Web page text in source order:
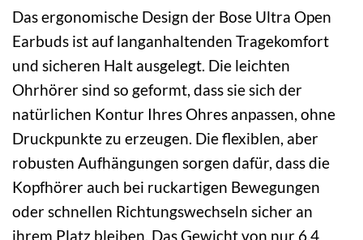
Das ergonomische Design der Bose Ultra Open
Earbuds ist auf langanhaltenden Tragekomfort
und sicheren Halt ausgelegt. Die leichten
Ohrhörer sind so geformt, dass sie sich der
natürlichen Kontur Ihres Ohres anpassen, ohne
Druckpunkte zu erzeugen. Die flexiblen, aber
robusten Aufhängungen sorgen dafür, dass die
Kopfhörer auch bei ruckartigen Bewegungen
oder schnellen Richtungswechseln sicher an
ihrem Platz bleiben. Das Gewicht von nur 6,4